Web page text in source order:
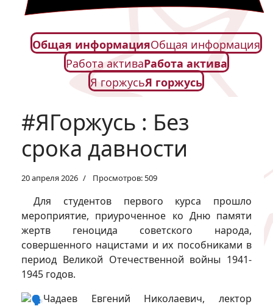
Общая информацияОбщая информация
Работа активаРабота актива
Я горжусьЯ горжусь
#ЯГоржусь : Без
срока давности
20 апреля 2026 Просмотров: 509
Для студентов первого курса прошло
мероприятие, приуроченное ко Дню памяти
жертв геноцида советского народа,
совершенного нацистами и их пособниками в
период Великой Отечественной войны 1941-
1945 годов.
Чадаев Евгений Николаевич, лектор